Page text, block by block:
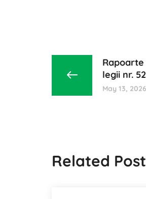
legii nr.
May 13, 2026
Related